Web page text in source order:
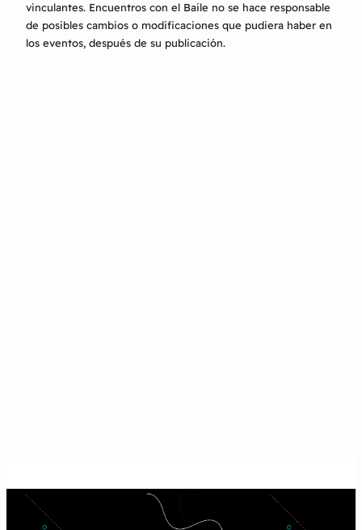
vinculantes. Encuentros con el Baile no se hace responsable
de posibles cambios o modificaciones que pudiera haber en
los eventos, después de su publicación.